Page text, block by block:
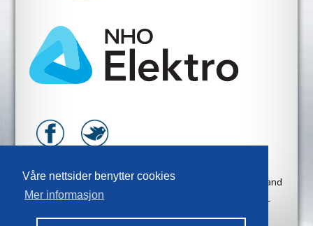
Våre nettsider benytter cookies
Mer informasjon
Copyright © 2020JP-ElektroAll Rights Reserved. Hosted and
Developed byHosting-Group.